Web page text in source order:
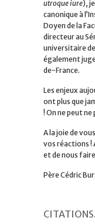
utroque iure),
canonique à
Doyen de la
directeur au
universitaire
également
de-France.
Les enjeux
ont plus que
! On ne peut
A la joie de
vos réactions !
et de nous
Père Cédric
CITATIONS